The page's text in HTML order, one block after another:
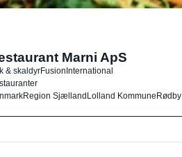
Marni ApS
& skaldyrFusionInternational
Region SjællandLolland KommuneRødby